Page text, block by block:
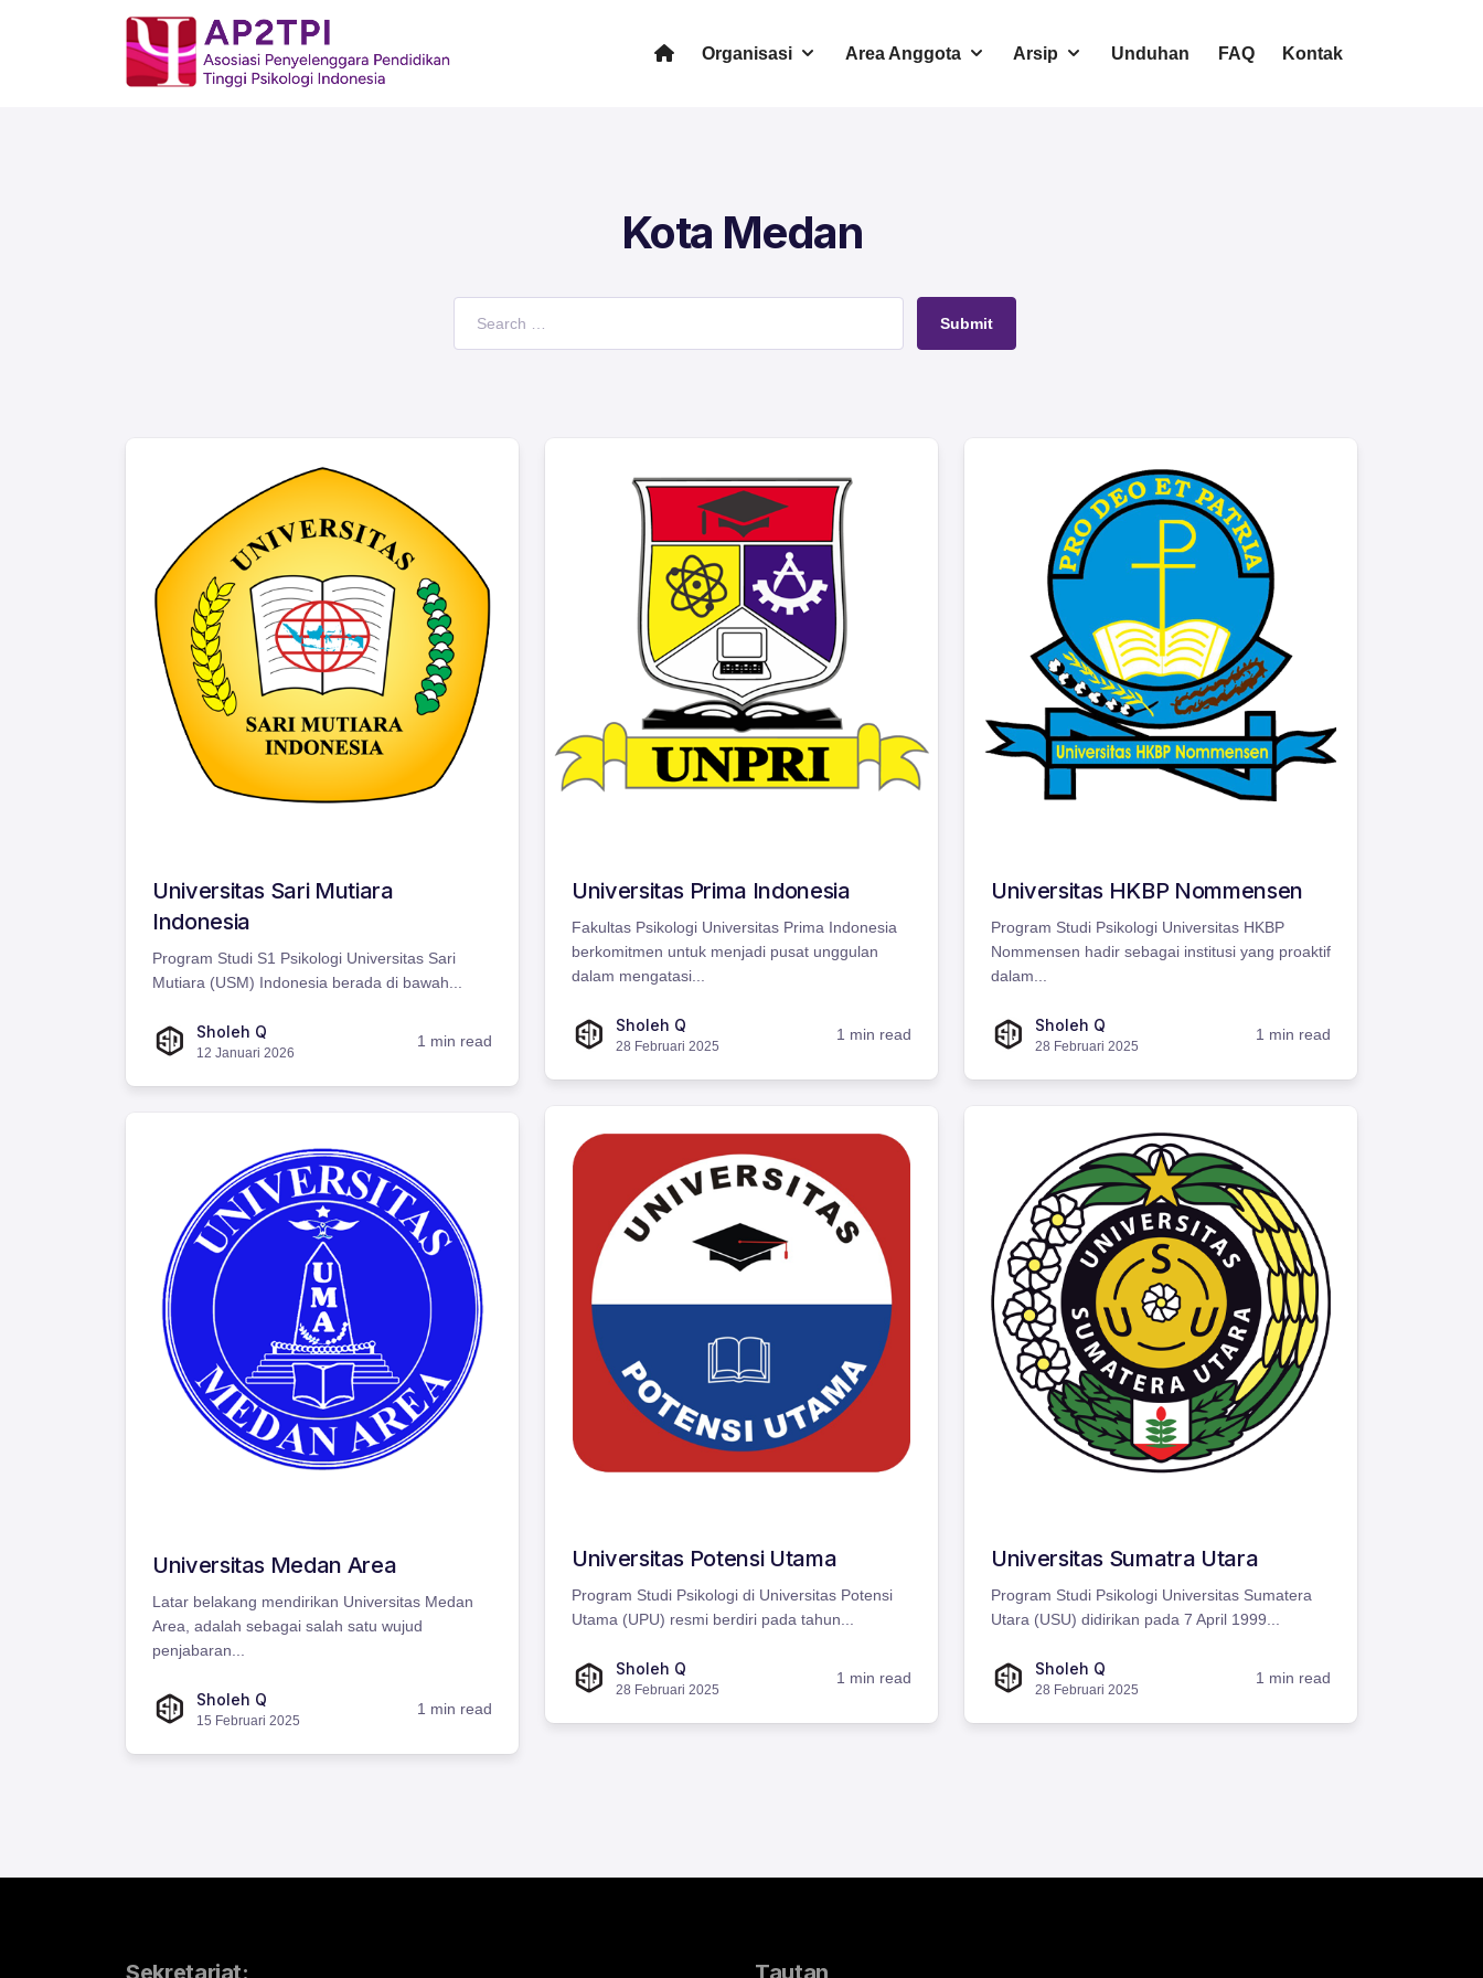
Organisasi Area Anggota Arsip Unduhan FAQ Kontak
Kota Medan
Submit
Universitas Sari Mutiara
Indonesia
Program Studi S1 Psikologi Universitas Sari
Mutiara (USM) Indonesia berada di bawah...
Sholeh Q
12 Januari 2026
1 min read
Universitas Prima Indonesia
Fakultas Psikologi Universitas Prima Indonesia
berkomitmen untuk menjadi pusat unggulan
dalam mengatasi...
Sholeh Q
28 Februari 2025
1 min read
Universitas HKBP Nommensen
Program Studi Psikologi Universitas HKBP
Nommensen hadir sebagai institusi yang proaktif
dalam...
Sholeh Q
28 Februari 2025
1 min read
Universitas Potensi Utama
Program Studi Psikologi di Universitas Potensi
Utama (UPU) resmi berdiri pada tahun...
Sholeh Q
28 Februari 2025
1 min read
Universitas Sumatra Utara
Program Studi Psikologi Universitas Sumatera
Utara (USU) didirikan pada 7 April 1999...
Sholeh Q
28 Februari 2025
1 min read
Universitas Medan Area
Latar belakang mendirikan Universitas Medan
Area, adalah sebagai salah satu wujud
penjabaran...
Sholeh Q
15 Februari 2025
1 min read
Sekretariat: Tautan